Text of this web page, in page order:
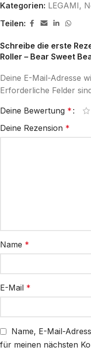
Kategorien: LEGAMI,
Teilen:
Schreibe die erste
Roller – Bear Sweet
Deine E-Mail-Adresse
Erforderliche Felder
Deine Bewertung *
Deine Rezension *
Name *
E-Mail *
Name, E-Mail-
für meinen nächsten